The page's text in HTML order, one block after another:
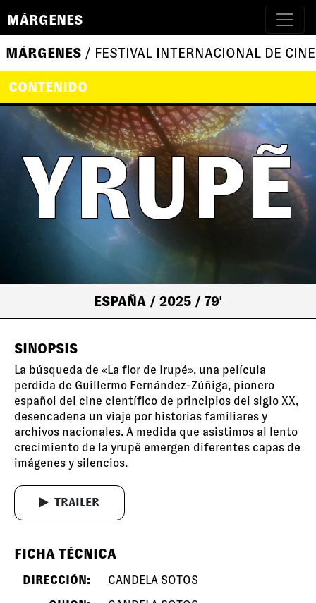
MÁRGENES
MÁRGENES / FESTIVAL INTERNACIONAL DE
CONTENIDO
YRUPẼ
ESPAÑA / 2025 / 79'
SINOPSIS
La búsqueda de «La flor de Irupé», una película
perdida de Guillermo Fernández-Zúñiga, pionero
español del cine científico de principios del siglo XX,
desencadena un viaje por historias familiares y
archivos nacionales. A medida que asistimos al lento
crecimiento de la yrupẽ emergen diferentes capas de
imágenes y silencios.
TRAILER
FICHA TÉCNICA
DIRECCIÓN:
CANDELA SOTOS